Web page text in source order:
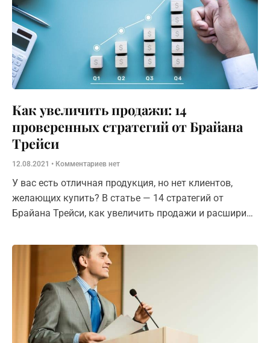
Как увеличить продажи: ​14
проверенных стратегий от Брайана
Трейси
12.08.2021 Комментариев нет
У вас есть отличная продукция, но нет клиентов,
желающих купить? В статье — 14 стратегий от
Брайана Трейси, как увеличить продажи и расширить